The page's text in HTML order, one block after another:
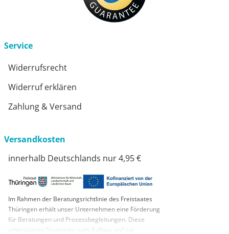
Service
Widerrufsrecht
Widerruf erklären
Zahlung & Versand
Versandkosten
innerhalb Deutschlands nur 4,95 €
Im Rahmen der Beratungsrichtlinie des Freistaates
Thüringen erhält unser Unternehmen eine Förderung
für Beratungen und Prozessbegleitungen. Diese
unterstützen Strategien zum Aufbau und zur